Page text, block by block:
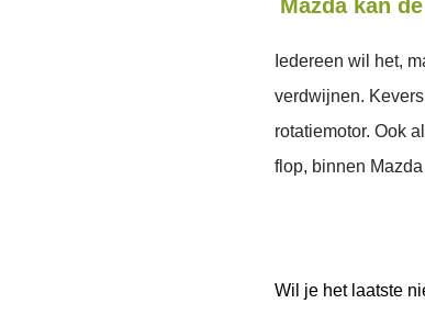
Mazda kan
Iedereen wil het,
verdwijnen.
rotatiemotor. Ook
flop, binnen
Wil je het laatste